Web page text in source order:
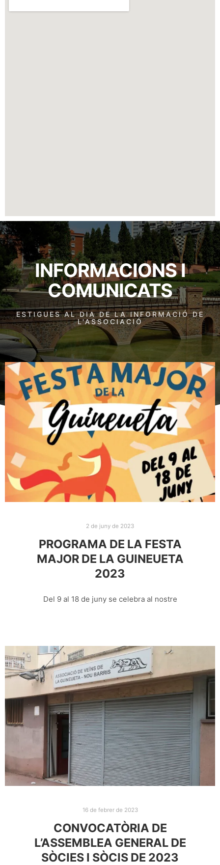
INFORMACIONS I
COMUNICATS
ESTIGUES AL DIA DE LA INFORMACIÓ DE
L'ASSOCIACIÓ
2 de juny de 2023
PROGRAMA DE LA FESTA
MAJOR DE LA GUINEUETA
2023
Del 9 al 18 de juny se celebra al nostre
16 de febrer de 2023
CONVOCATÒRIA DE
L’ASSEMBLEA GENERAL DE
SÒCIES I SÒCIS DE 2023